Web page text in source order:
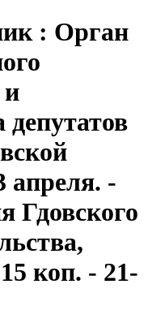
: Орган
депутатов
апреля. -
Гдовского
коп. - 21-